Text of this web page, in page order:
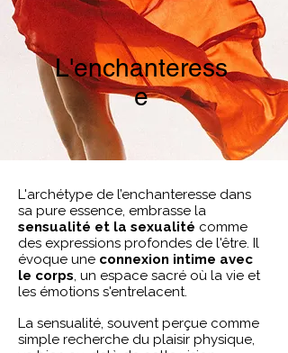
L'enchanteress
e
L'archétype de l’enchanteresse dans
sa pure essence, embrasse la
sensualité et la sexualité comme
des expressions profondes de l'être. Il
évoque une connexion intime avec
le corps, un espace sacré où la vie et
les émotions s'entrelacent.
La sensualité, souvent perçue comme
simple recherche du plaisir physique,